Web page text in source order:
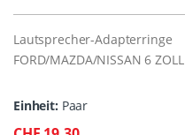
Lautsprecher-Adapterringe
FORD/MAZDA/NISSAN 6 ZOLL
Einheit: Paar